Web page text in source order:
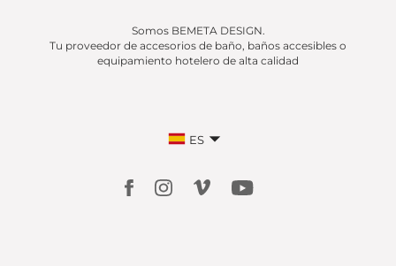
Somos BEMETA DESIGN.
Tu proveedor de accesorios de baño, baños accesibles o
equipamiento hotelero de alta calidad
ES